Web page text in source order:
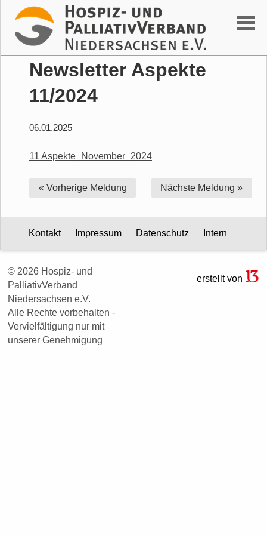
Suchen
Newsletter Aspekte
11/2024
06.01.2025
11 Aspekte_November_2024
« Vorherige Meldung Nächste Meldung »
Kontakt Impressum Datenschutz Intern
© 2026 Hospiz- und
PalliativVerband
Niedersachsen e.V.
Alle Rechte vorbehalten -
Vervielfältigung nur mit
unserer Genehmigung
erstellt von